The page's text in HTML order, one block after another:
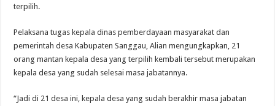
terpilih.
Pelaksana tugas kepala dinas pemberdayaan masyarakat dan
pemerintah desa Kabupaten Sanggau, Alian mengungkapkan, 21
orang mantan kepala desa yang terpilih kembali tersebut merupakan
kepala desa yang sudah selesai masa jabatannya.
“Jadi di 21 desa ini, kepala desa yang sudah berakhir masa jabatan